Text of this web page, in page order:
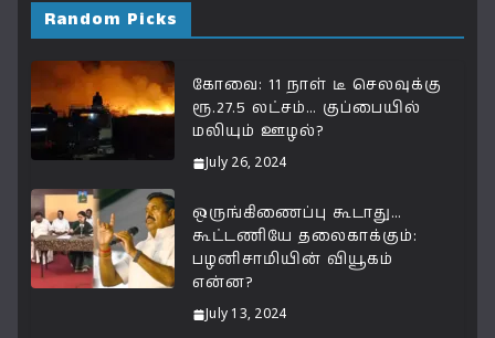
s
A
p
p
e
b
o
o
k
g
ra
m
n
k
Random Picks
கோவை: 11 நாள் டீ செலவுக்கு
ரூ.27.5 லட்சம்… குப்பையில்
மலியும் ஊழல்?
July 26, 2024
ஒருங்கிணைப்பு கூடாது…
கூட்டணியே தலைகாக்கும்:
பழனிசாமியின் வியூகம்
என்ன?
July 13, 2024